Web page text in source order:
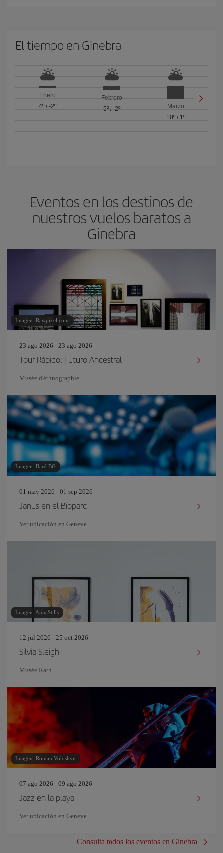
El tiempo en Ginebra
Enero
4º/ -2º
Febrero
5º/ -2º
Marzo
10º/ 1º
Eventos en los destinos de
nuestros vuelos baratos a
Ginebra
Imagen: Rawpixel.com
23 ago 2026 - 23 ago 2026
Tour Rápido: Futuro Ancestral
Musée d'éthnographie
Imagen: Bard BG
01 may 2026 - 01 sep 2026
Janus en el Bioparc
Ver ubicación en Geneve
Imagen: AnnaStills
12 jul 2026 - 25 oct 2026
Silvia Sleigh
Musée Rath
Imagen: Roman Voloshyn
07 ago 2026 - 09 ago 2026
Jazz en la playa
Ver ubicación en Geneve
Consulta todos los eventos en Ginebra